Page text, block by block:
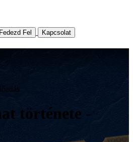
Fedezd Fel
Kapcsolat
története -